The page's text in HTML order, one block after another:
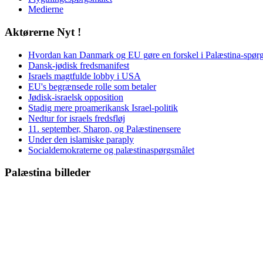
Medierne
Aktørerne Nyt !
Hvordan kan Danmark og EU gøre en forskel i Palæstina-
Dansk-jødisk fredsmanifest
Israels magtfulde lobby i USA
EU's begrænsede rolle som betaler
Jødisk-israelsk opposition
Stadig mere proamerikansk Israel-politik
Nedtur for israels fredsfløj
11. september, Sharon, og Palæstinensere
Under den islamiske paraply
Socialdemokraterne og palæstinaspørgsmålet
Palæstina billeder